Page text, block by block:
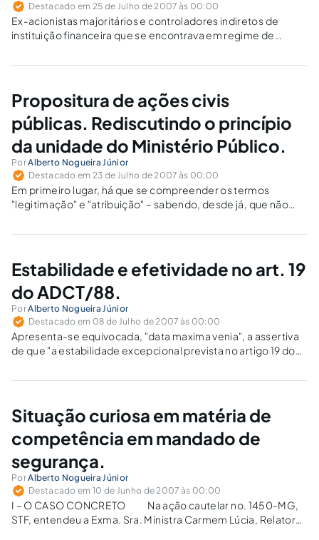
Destacado em 25 de Julho de 2007 às 00:00
Ex-acionistas majoritários e controladores indiretos de
instituição financeira que se encontrava em regime de
contra o Banco Central do Brasil, alegando que poderiam ser
instituição financeira que adquirira parte do acervo da
liquidanda.
Propositura de ações civis
públicas. Rediscutindo o princípio
da unidade do Ministério Público.
PorAlberto Nogueira Júnior
Destacado em 23 de Julho de 2007 às 00:00
Em primeiro lugar, há que se compreender os termos
"legitimação" e "atribuição" – sabendo, desde já, que não
esquecidos, visto que o Ministério Público, legitimado para a
Estabilidade e efetividade no art. 19
do ADCT/88.
PorAlberto Nogueira Júnior
Destacado em 08 de Julho de 2007 às 00:00
Apresenta-se equivocada, "data maxima venia", a assertiva
de que "a estabilidade excepcional prevista no artigo 19 do
imprescindível o concurso público", tantas vezes repetida
Situação curiosa em matéria de
competência em mandado de
segurança.
PorAlberto Nogueira Júnior
Destacado em 10 de Junho de 2007 às 00:00
I – O CASO CONCRETO Na ação cautelar no. 1450-MG,
STF, entendeu a Exma. Sra. Ministra Carmem Lúcia, Relatora,